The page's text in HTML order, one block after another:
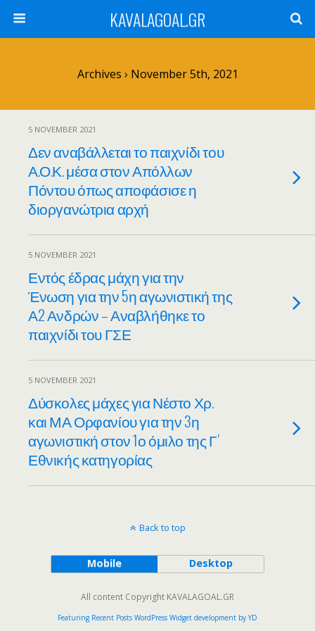
KAVALAGOAL.GR
Archives › November 5th, 2021
5 NOVEMBER 2021
Δεν αναβάλλεται το παιχνίδι του
Α.Ο.Κ. μέσα στον Απόλλων
Πόντου όπως αποφάσισε η
διοργανώτρια αρχή
5 NOVEMBER 2021
Εντός έδρας μάχη για την
Ένωση για την 5η αγωνιστική της
Α2 Ανδρών – Αναβλήθηκε το
παιχνίδι του ΓΣΕ
5 NOVEMBER 2021
Δύσκολες μάχες για Νέστο Χρ.
και ΜΑ Ορφανίου για την 3η
αγωνιστική στον 1ο όμιλο της Γ’
Εθνικής κατηγορίας
Back to top
Mobile Desktop
All content Copyright KAVALAGOAL.GR
Featuring Recent Posts WordPress Widget development by YD